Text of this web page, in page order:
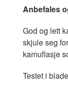
Anbefales
God og lett
skjule seg
kamuflasje
Testet i